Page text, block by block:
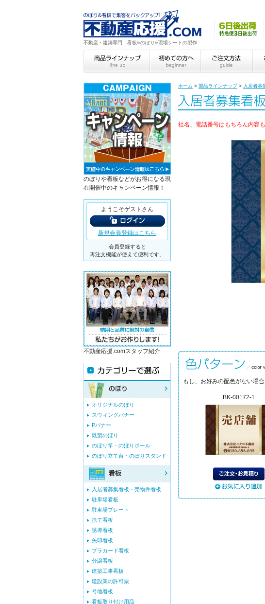
不動産・建築専門 看板&のぼり&現場シートの製作
ホーム > 製品ラインナップ> 入居者募
社名、電話番号はもちろん内容
もし、お好みの配色がない場
BK-00172-1
のぼりや看板などがお得になる現
在開催中のキャンペーン情報！
ようこそゲストさん
新規会員登録はこちら
会員登録すると
再注文機能が使えて便利です。
不動産応援.comスタッフ紹介
オリジナルのぼり
スウィングバナー
Pバナー
既製のぼり
のぼり竿・のぼりポール
のぼり立て台・のぼりスタンド
入居者募集看板・売物件看板
駐車場看板
駐車場プレート
捨て看板
誘導看板
矢印看板
プラカード看板
分譲看板
建築工事看板
建設業の許可票
号地看板
看板取り付け用品